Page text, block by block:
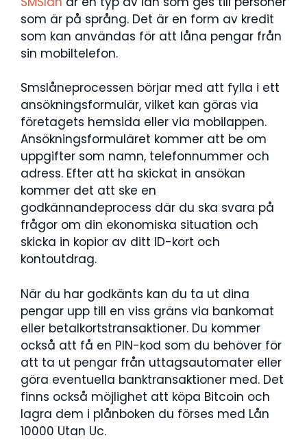
som är på språng. Det är en form av kredit
som kan användas för att låna pengar från
sin mobiltelefon.
Smslåneprocessen börjar med att fylla i ett
ansökningsformulär, vilket kan göras via
företagets hemsida eller via mobilappen.
Ansökningsformuläret kommer att be om
uppgifter som namn, telefonnummer och
adress. Efter att ha skickat in ansökan
kommer det att ske en
godkännandeprocess där du ska svara på
frågor om din ekonomiska situation och
skicka in kopior av ditt ID-kort och
kontoutdrag.
När du har godkänts kan du ta ut dina
pengar upp till en viss gräns via bankomat
eller betalkortstransaktioner. Du kommer
också att få en PIN-kod som du behöver för
att ta ut pengar från uttagsautomater eller
göra eventuella banktransaktioner med. Det
finns också möjlighet att köpa Bitcoin och
lagra dem i plånboken du förses med Lån
10000 Utan Uc.